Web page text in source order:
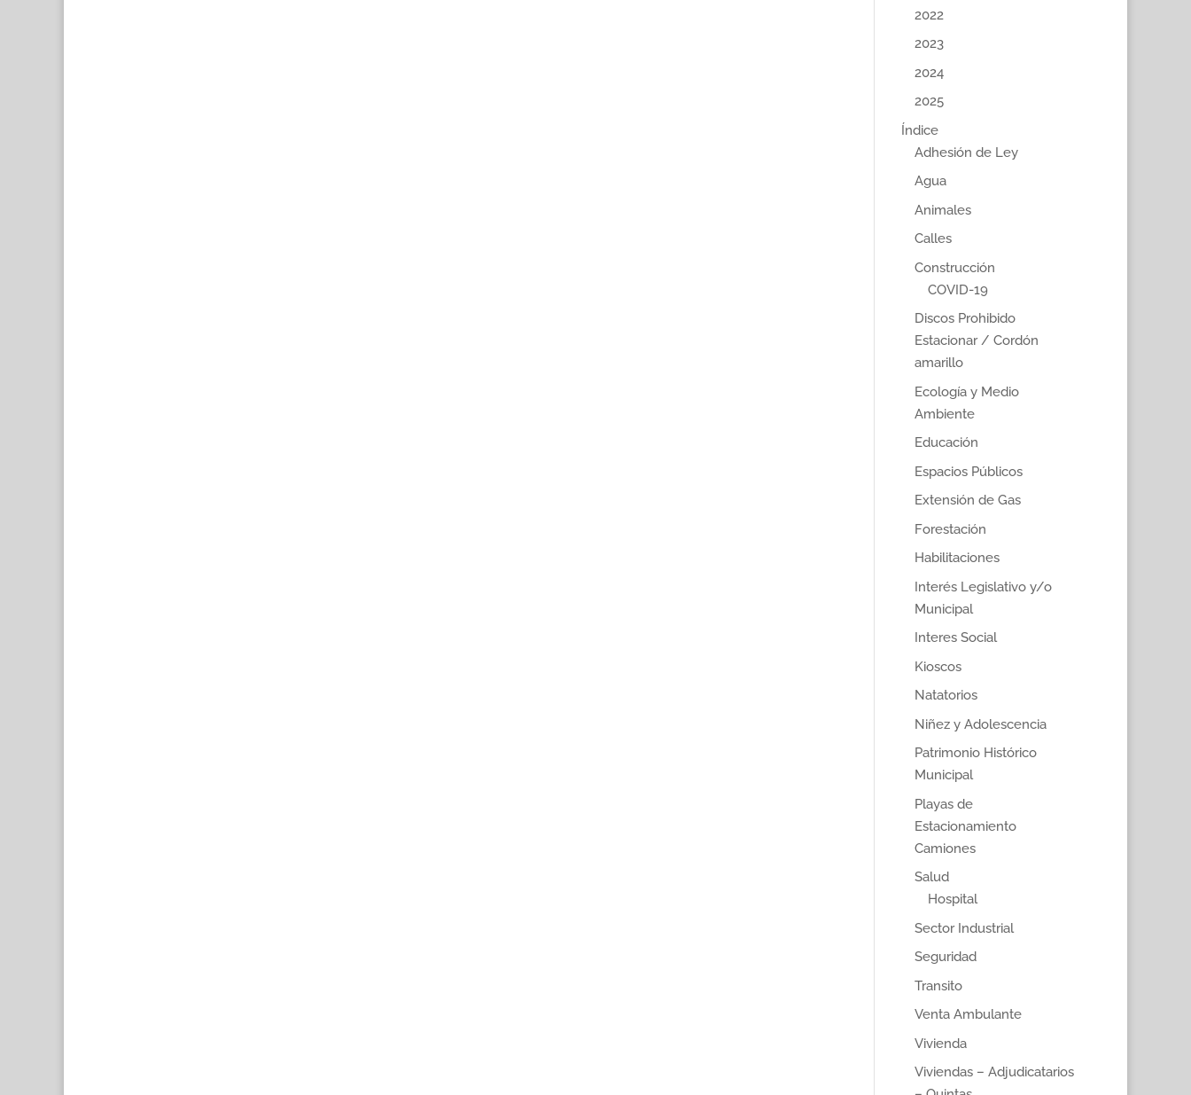
2022
2023
2024
2025
Índice
Adhesión de Ley
Agua
Animales
Calles
Construcción
COVID-19
Discos Prohibido
Estacionar / Cordón
amarillo
Ecología y Medio
Ambiente
Educación
Espacios Públicos
Extensión de Gas
Forestación
Habilitaciones
Interés Legislativo y/o
Municipal
Interes Social
Kioscos
Natatorios
Niñez y Adolescencia
Patrimonio Histórico
Municipal
Playas de
Estacionamiento
Camiones
Salud
Hospital
Sector Industrial
Seguridad
Transito
Venta Ambulante
Vivienda
Viviendas – Adjudicatarios